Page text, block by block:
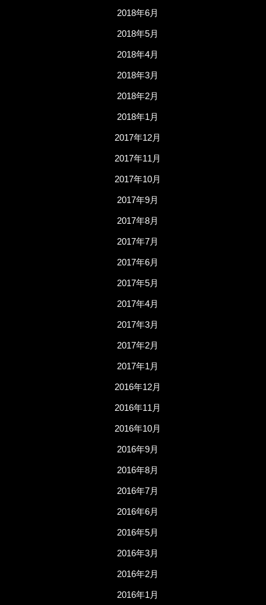
2018年6月
2018年5月
2018年4月
2018年3月
2018年2月
2018年1月
2017年12月
2017年11月
2017年10月
2017年9月
2017年8月
2017年7月
2017年6月
2017年5月
2017年4月
2017年3月
2017年2月
2017年1月
2016年12月
2016年11月
2016年10月
2016年9月
2016年8月
2016年7月
2016年6月
2016年5月
2016年3月
2016年2月
2016年1月